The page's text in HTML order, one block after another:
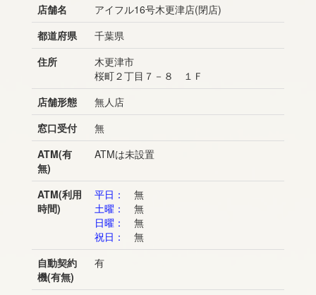
店舗名
アイフル16号木更津店(閉店)
都道府県
千葉県
住所
木更津市
桜町２丁目７－８ １Ｆ
店舗形態
無人店
窓口受付
無
ATM(有
無)
ATMは未設置
ATM(利用
時間)
平日：
無
土曜：
無
日曜：
無
祝日：
無
自動契約
機(有無)
有